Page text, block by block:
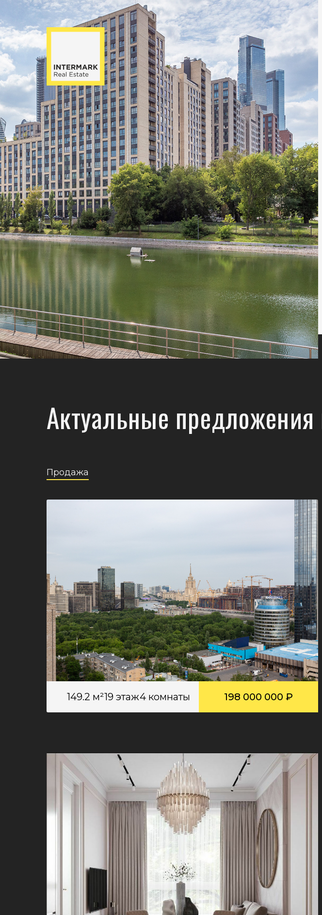
Актуальные
Продажа
149.2 м²19 этаж4 комнаты
198 000 000 ₽